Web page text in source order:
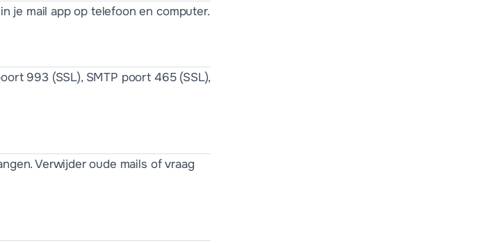
je mail app op telefoon en computer.
993 (SSL), SMTP poort 465 (SSL),
Verwijder oude mails of vraag